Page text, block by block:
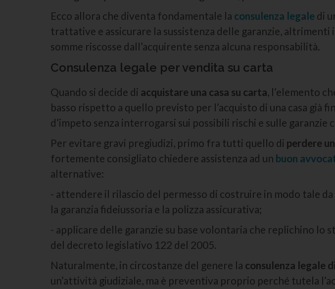
Ecco allora che diventa fondamentale la consulenza legale di
trattative e assicurare la sussistenza delle garanzie,
somme riscosse dall’acquirente senza alcuna responsabilità.
Consulenza legale per vendita su carta
Quando si decide di acquistare una casa su carta, l’elemento
basso rispetto a quello previsto per l’acquisto di una casa già
d’impeto senza interrogarsi sui possibili rischi e sulle
Per evitare gravi pregiudizi, primo fra tutti quello di perdere
fortemente consigliato chiedere assistenza ad un buon
alternative:
- attendere il rilascio del permesso di costruire in modo tale
la garanzia fideiussoria e la polizza assicurativa;
- applicare delle garanzie su base volontaria che replichino lo
del decreto legislativo 122 del 2005.
Naturalmente, in circostanze del genere la consulenza legale
un’attività giudiziale, ma è preventiva proprio perché tutela